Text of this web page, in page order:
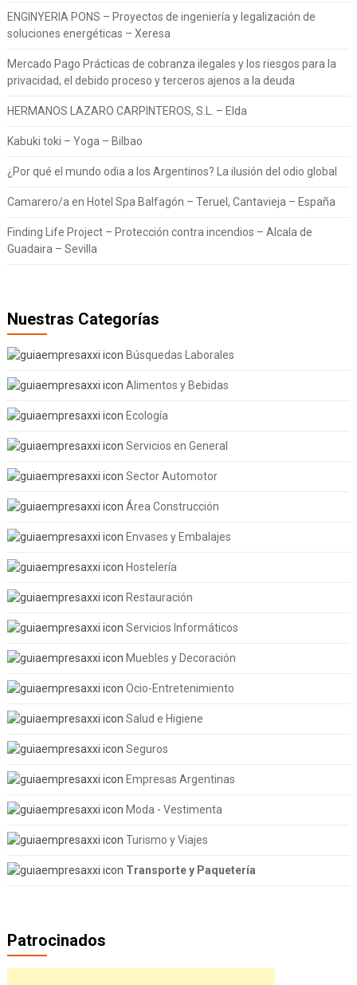
ENGINYERIA PONS – Proyectos de ingeniería y legalización de
soluciones energéticas – Xeresa
Mercado Pago Prácticas de cobranza ilegales y los riesgos para la
privacidad, el debido proceso y terceros ajenos a la deuda
HERMANOS LAZARO CARPINTEROS, S.L. – Elda
Kabuki toki – Yoga – Bilbao
¿Por qué el mundo odia a los Argentinos? La ilusión del odio global
Camarero/a en Hotel Spa Balfagón – Teruel, Cantavieja – España
Finding Life Project – Protección contra incendios – Alcala de
Guadaira – Sevilla
Nuestras Categorías
Búsquedas Laborales
Alimentos y Bebidas
Ecología
Servicios en General
Sector Automotor
Área Construcción
Envases y Embalajes
Hostelería
Restauración
Servicios Informáticos
Muebles y Decoración
Ocio-Entretenimiento
Salud e Higiene
Seguros
Empresas Argentinas
Moda - Vestimenta
Turismo y Viajes
Transporte y Paquetería
Patrocinados